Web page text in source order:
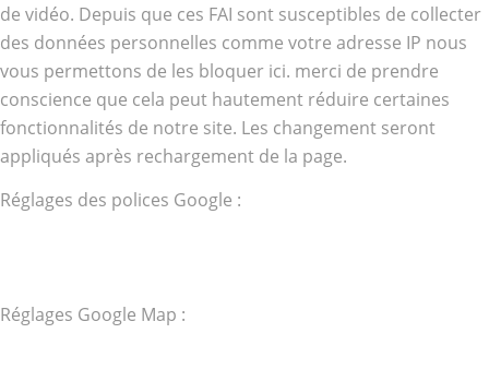
de vidéo. Depuis que ces FAI sont susceptibles de collecter
des données personnelles comme votre adresse IP nous
vous permettons de les bloquer ici. merci de prendre
conscience que cela peut hautement réduire certaines
fonctionnalités de notre site. Les changement seront
appliqués après rechargement de la page.
Réglages des polices Google :
Réglages Google Map :